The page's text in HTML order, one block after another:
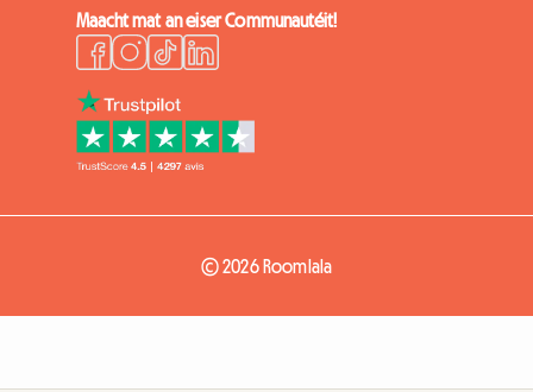
Maacht mat an eiser Communautéit!
© 2026 Roomlala